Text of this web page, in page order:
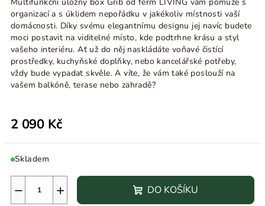
organizací a s úklidem nepořádku v jakékoliv místnosti vaší
domácnosti. Díky svému elegantnímu designu jej navíc budete
moci postavit na viditelné místo, kde podtrhne krásu a styl
vašeho interiéru. Ať už do něj naskládáte voňavé čistící
prostředky, kuchyňské doplňky, nebo kancelářské potřeby,
vždy bude vypadat skvěle. A víte, že vám také poslouží na
vašem balkóně, terase nebo zahradě?
2 090 Kč
Skladem
+
− DO KOŠÍKU